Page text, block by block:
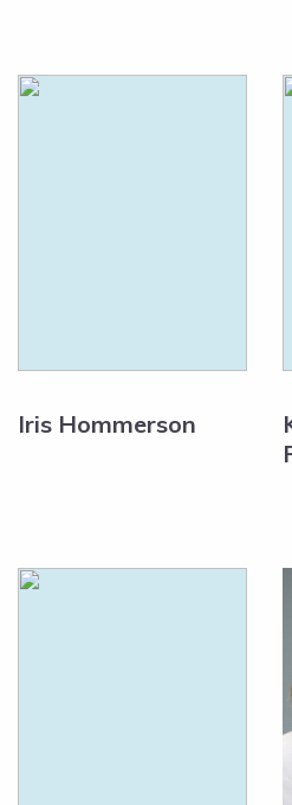
Iris Hommerson